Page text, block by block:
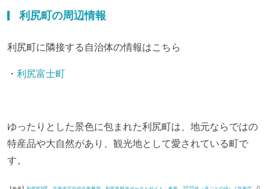
利尻町の周辺情報
利尻町に隣接する自治体の情報はこちら
・ 利尻富士町
ゆったりとした景色に包まれた利尻町は、地元ならではの
特産品や大自然があり、観光地として愛されている町で
す。